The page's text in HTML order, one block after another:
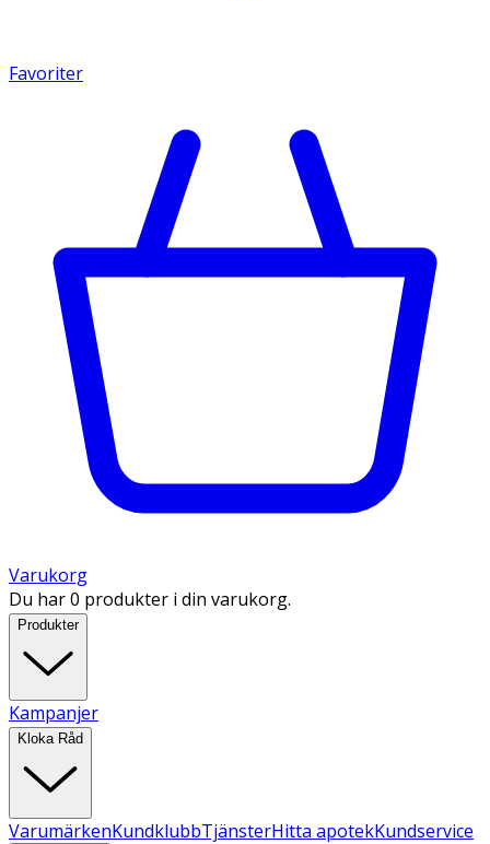
Favoriter
Varukorg
Du har 0 produkter i din varukorg.
Produkter
Kampanjer
Kloka Råd
VarumärkenKundklubbTjänsterHitta apotekKundservice